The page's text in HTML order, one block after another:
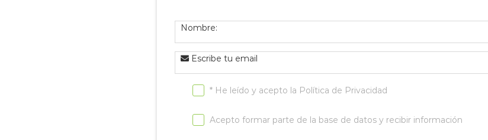
Nombre:
Escribe tu email
* He leído y acepto la Política de Privacidad
Acepto formar parte de la base de datos y recibir información